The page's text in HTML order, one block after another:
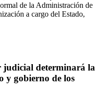
de la Administración de
a cargo del Estado,
judicial determinará la
y gobierno de los